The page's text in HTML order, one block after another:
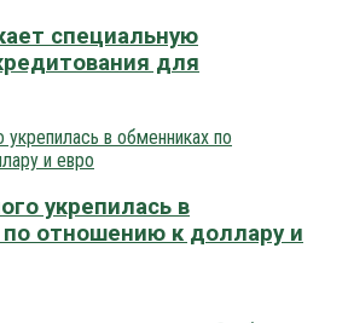
специальную
для
укрепилась в
отношению к доллару и